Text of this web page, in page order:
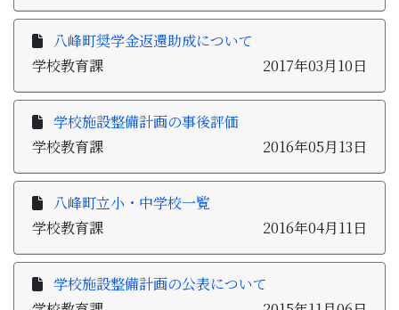
八峰町奨学金返還助成について
学校教育課
2017年03月10日
学校施設整備計画の事後評価
学校教育課
2016年05月13日
八峰町立小・中学校一覧
学校教育課
2016年04月11日
学校施設整備計画の公表について